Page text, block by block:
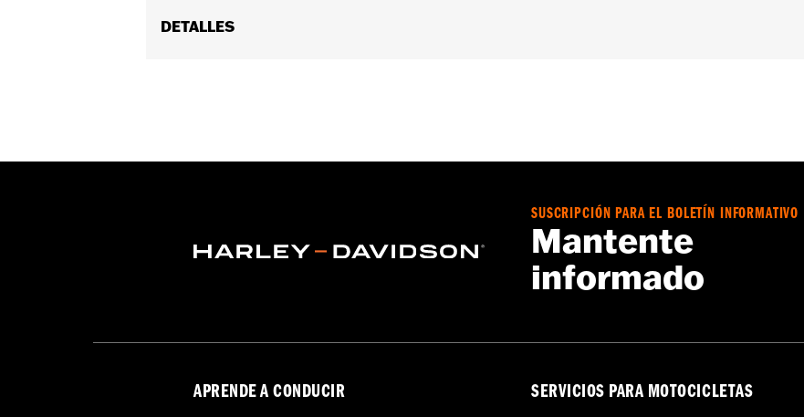
DETALLES
GARANTÍA:1 year limited warranty – Go towww.h-d.com/warrantyfor full details
SUSCRIPCIÓN PARA EL BOLETÍN INFORMATIVO
Mantente
informado
APRENDE A CONDUCIR SERVICIOS PARA MOTOCICLETAS